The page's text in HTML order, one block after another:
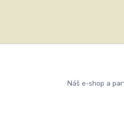
Náš e-shop a